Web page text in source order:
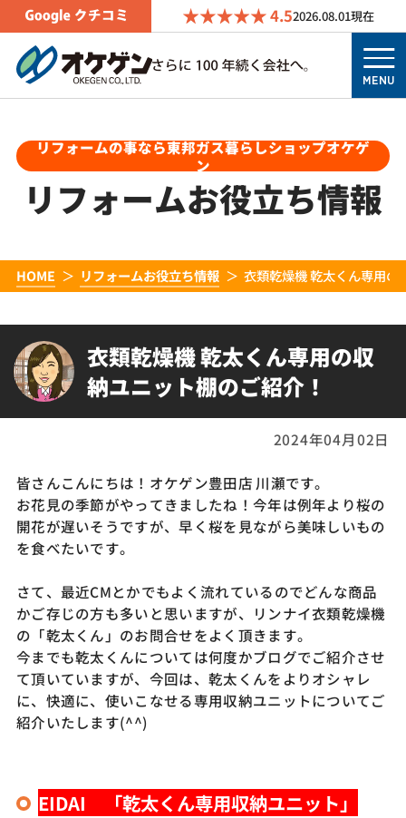
4.52026.08.01現在
MENU
リフォームの事なら東邦ガス暮らしショップオケゲ
ン
リフォームお役立ち情報
HOME リフォームお役立ち情報 衣類乾燥機 乾太くん専用の
衣類乾燥機 乾太くん専用の収
納ユニット棚のご紹介！
2024年04月02日
皆さんこんにちは！オケゲン豊田店 川瀬です。
お花見の季節がやってきましたね！今年は例年より桜の
開花が遅いそうですが、早く桜を見ながら美味しいもの
を食べたいです。
さて、最近CMとかでもよく流れているのでどんな商品
かご存じの方も多いと思いますが、リンナイ衣類乾燥機
の「乾太くん」のお問合せをよく頂きます。
今までも乾太くんについては何度かブログでご紹介させ
て頂いていますが、今回は、乾太くんをよりオシャレ
に、快適に、使いこなせる専用収納ユニットについてご
紹介いたします(^^)
EIDAI 「乾太くん専用収納ユニット」